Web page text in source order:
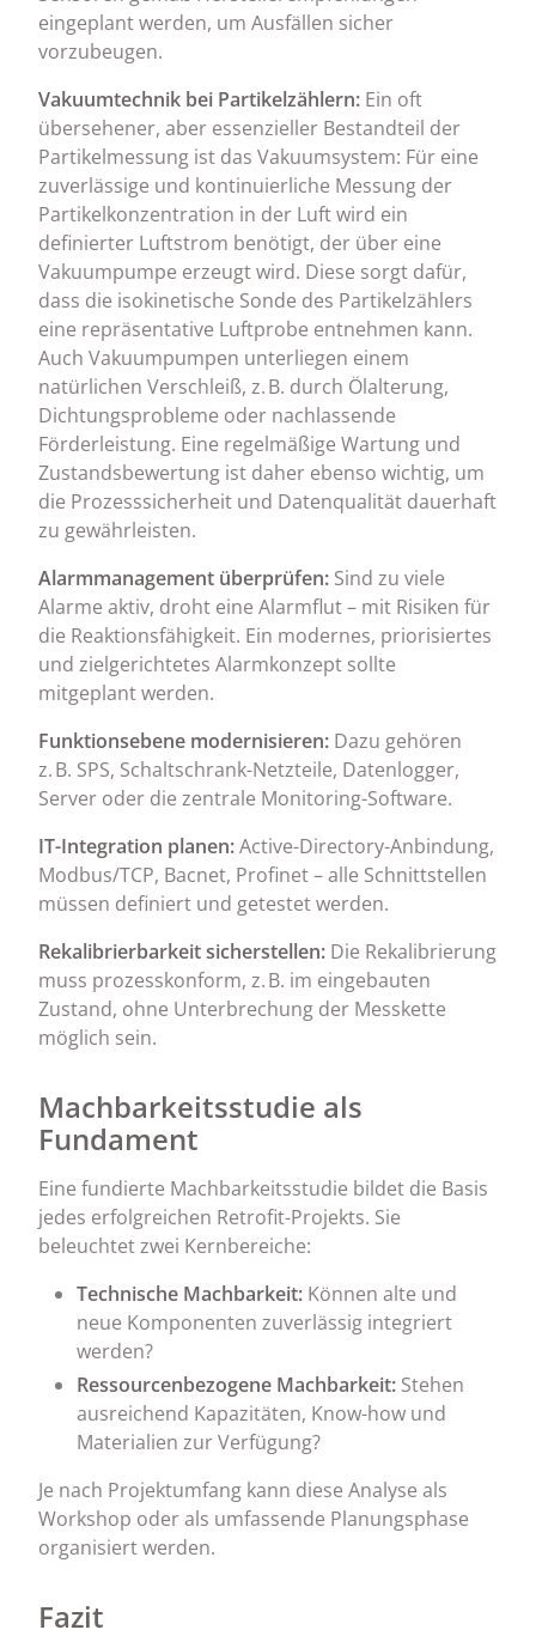
eingeplant werden, um Ausfällen sicher
vorzubeugen.
Vakuumtechnik bei Partikelzählern: Ein oft
übersehener, aber essenzieller Bestandteil der
Partikelmessung ist das Vakuumsystem: Für eine
zuverlässige und kontinuierliche Messung der
Partikelkonzentration in der Luft wird ein
definierter Luftstrom benötigt, der über eine
Vakuumpumpe erzeugt wird. Diese sorgt dafür,
dass die isokinetische Sonde des Partikelzählers
eine repräsentative Luftprobe entnehmen kann.
Auch Vakuumpumpen unterliegen einem
natürlichen Verschleiß, z. B. durch Ölalterung,
Dichtungsprobleme oder nachlassende
Förderleistung. Eine regelmäßige Wartung und
Zustandsbewertung ist daher ebenso wichtig, um
die Prozesssicherheit und Datenqualität dauerhaft
zu gewährleisten.
Alarmmanagement überprüfen: Sind zu viele
Alarme aktiv, droht eine Alarmflut – mit Risiken für
die Reaktionsfähigkeit. Ein modernes, priorisiertes
und zielgerichtetes Alarmkonzept sollte
mitgeplant werden.
Funktionsebene modernisieren: Dazu gehören
z. B. SPS, Schaltschrank-Netzteile, Datenlogger,
Server oder die zentrale Monitoring-Software.
IT-Integration planen:Active-Directory-Anbindung,
Modbus/TCP, Bacnet, Profinet – alle Schnittstellen
müssen definiert und getestet werden.
Rekalibrierbarkeit sicherstellen: Die Rekalibrierung
muss prozesskonform, z. B. im eingebauten
Zustand, ohne Unterbrechung der Messkette
möglich sein.
Machbarkeitsstudie als
Fundament
Eine fundierte Machbarkeitsstudie bildet die Basis
jedes erfolgreichen Retrofit-Projekts. Sie
beleuchtet zwei Kernbereiche:
Technische Machbarkeit: Können alte und
neue Komponenten zuverlässig integriert
werden?
Ressourcenbezogene Machbarkeit: Stehen
ausreichend Kapazitäten, Know-how und
Materialien zur Verfügung?
Je nach Projektumfang kann diese Analyse als
Workshop oder als umfassende Planungsphase
organisiert werden.
Fazit